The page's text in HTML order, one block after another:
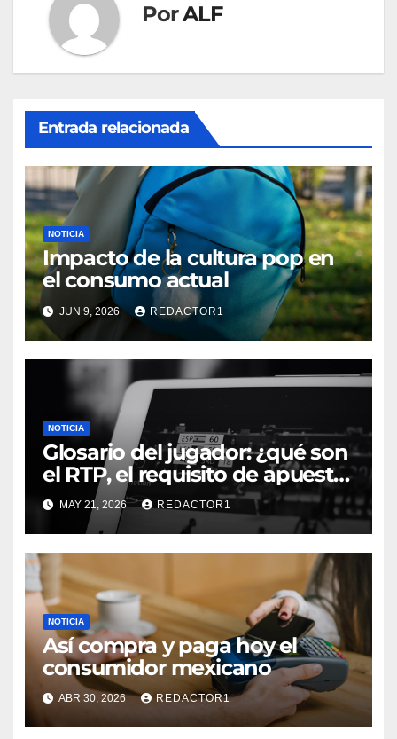
PorALF
Entrada relacionada
NOTICIA
Impacto de la cultura pop en
el consumo actual
JUN 9, 2026 REDACTOR1
NOTICIA
Glosario del jugador: ¿qué son
el RTP, el requisito de apuesta,
los giros gratis y la volatilidad?
MAY 21, 2026 REDACTOR1
NOTICIA
Así compra y paga hoy el
consumidor mexicano
ABR 30, 2026 REDACTOR1